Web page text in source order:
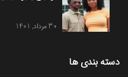
30 مرداد, 1401
دسته بندی ها